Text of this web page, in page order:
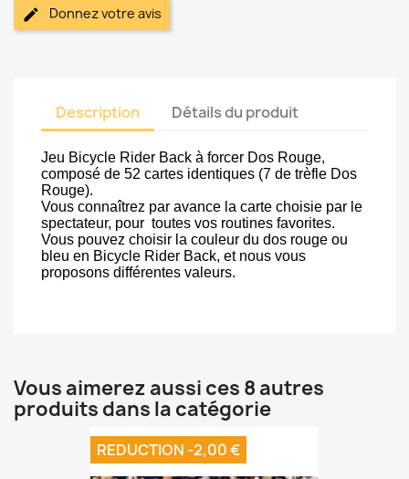
Donnez votre avis
Description Détails du produit
Jeu Bicycle Rider Back à forcer Dos Rouge,
composé de 52 cartes identiques (7 de trèfle Dos
Rouge).
Vous connaîtrez par avance la carte choisie par le
spectateur, pour toutes vos routines favorites.
Vous pouvez choisir la couleur du dos rouge ou
bleu en Bicycle Rider Back, et nous vous
proposons différentes valeurs.
Vous aimerez aussi ces 8 autres
produits dans la catégorie
REDUCTION -2,00 €